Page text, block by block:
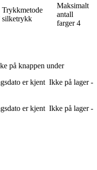
Trykkmetode
silketrykk
Maksimalt
antall
farger 4
på knappen under
er kjent Ikke på lager -
er kjent Ikke på lager -